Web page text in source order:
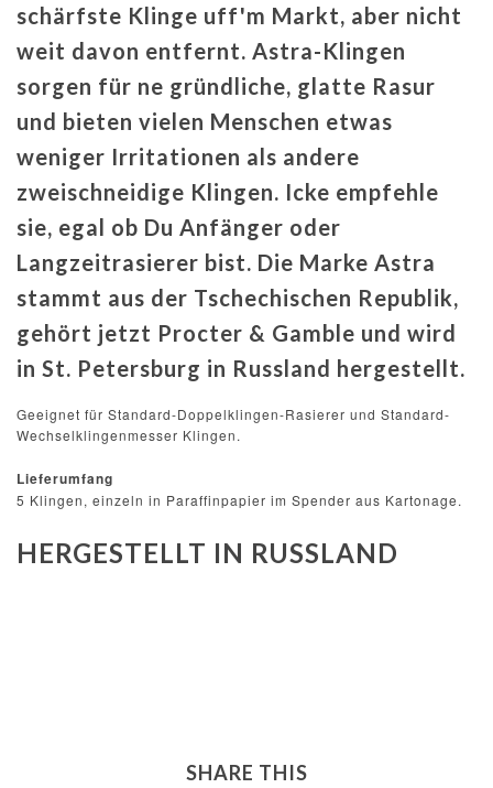
schärfste Klinge uff'm Markt, aber nicht
weit davon entfernt. Astra-Klingen
sorgen für ne gründliche, glatte Rasur
und bieten vielen Menschen etwas
weniger Irritationen als andere
zweischneidige Klingen. Icke empfehle
sie, egal ob Du Anfänger oder
Langzeitrasierer bist. Die Marke Astra
stammt aus der Tschechischen Republik,
gehört jetzt Procter & Gamble und wird
in St. Petersburg in Russland hergestellt.
Geeignet für Standard-Doppelklingen-Rasierer und Standard-
Wechselklingenmesser Klingen.
Lieferumfang
5 Klingen, einzeln in Paraffinpapier im Spender aus Kartonage.
HERGESTELLT IN RUSSLAND
SHARE THIS